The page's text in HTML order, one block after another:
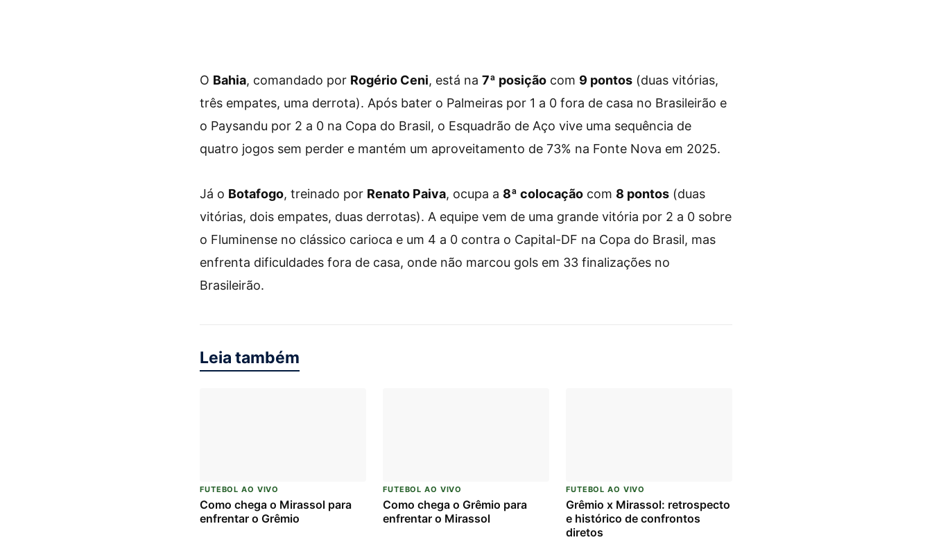
O Bahia, comandado por Rogério Ceni, está na 7ª posição com 9 pontos (duas vitórias,
três empates, uma derrota). Após bater o Palmeiras por 1 a 0 fora de casa no Brasileirão e
o Paysandu por 2 a 0 na Copa do Brasil, o Esquadrão de Aço vive uma sequência de
quatro jogos sem perder e mantém um aproveitamento de 73% na Fonte Nova em 2025.
Já o Botafogo, treinado por Renato Paiva, ocupa a 8ª colocação com 8 pontos (duas
vitórias, dois empates, duas derrotas). A equipe vem de uma grande vitória por 2 a 0 sobre
o Fluminense no clássico carioca e um 4 a 0 contra o Capital-DF na Copa do Brasil, mas
enfrenta dificuldades fora de casa, onde não marcou gols em 33 finalizações no
Brasileirão.
Leia também
FUTEBOL AO VIVO
Como chega o Mirassol para
enfrentar o Grêmio
FUTEBOL AO VIVO
Como chega o Grêmio para
enfrentar o Mirassol
FUTEBOL AO VIVO
Grêmio x Mirassol: retrospecto
e histórico de confrontos
diretos